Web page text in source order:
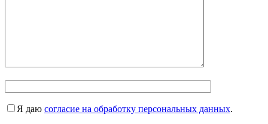
Я даю согласие на обработку персональных данных.